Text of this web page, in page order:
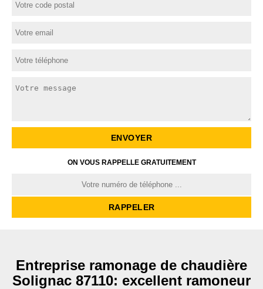
ON VOUS RAPPELLE GRATUITEMENT
Entreprise ramonage de chaudière
Solignac 87110: excellent ramoneur